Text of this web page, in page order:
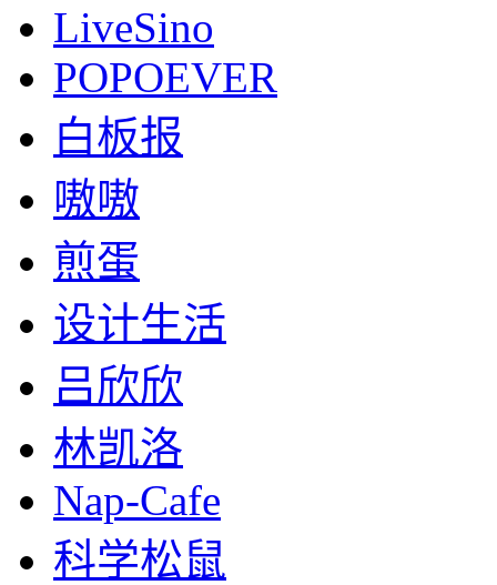
LiveSino
POPOEVER
白板报
嗷嗷
煎蛋
设计生活
吕欣欣
林凯洛
Nap-Cafe
科学松鼠